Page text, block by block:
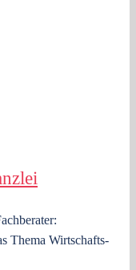
Thema Wirtschafts-